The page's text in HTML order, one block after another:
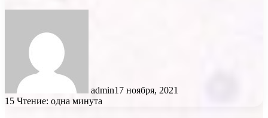
admin17 ноября, 2021
15 Чтение: одна минута